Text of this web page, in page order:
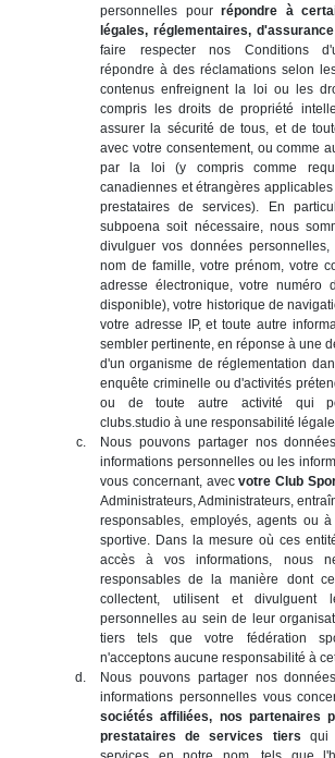
personnelles pourrépondre à
légales, réglementaires,
faire respecter nos Conditions
répondre à des réclamations selon
contenus enfreignent la loi ou les
compris les droits de propriété
assurer la sécurité de tous, et de
avec votre consentement, ou comme
par la loi (y compris comme
canadiennes et étrangères
prestataires de services). En
subpoena soit nécessaire, nous
divulguer vos données
nom de famille, votre prénom, votre
adresse électronique, votre numéro
disponible), votre historique de
votre adresse IP, et toute autre
sembler pertinente, en réponse à une
d'un organisme de réglementation
enquête criminelle ou d'activités
ou de toute autre activité qui
clubs.studio à une responsabilité
Nous pouvons partager nos
informations personnelles ou les
vous concernant, avecvotre Club
Administrateurs, Administrateurs,
responsables, employés, agents ou
sportive. Dans la mesure où ces
accès à vos informations, nous
responsables de la manière dont
collectent, utilisent et divulguent
personnelles au sein de leur
tiers tels que votre fédération
n'acceptons aucune responsabilité à
Nous pouvons partager nos
informations personnelles vous
sociétés affiliées, nos partenaires
prestataires de services tiers qui